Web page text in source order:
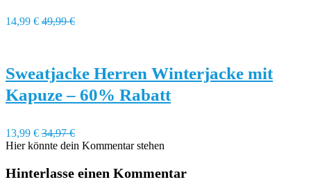
14,99 € 49,99 €
Sweatjacke Herren Winterjacke mit
Kapuze – 60% Rabatt
13,99 € 34,97 €
Hier könnte dein Kommentar stehen
Hinterlasse einen Kommentar